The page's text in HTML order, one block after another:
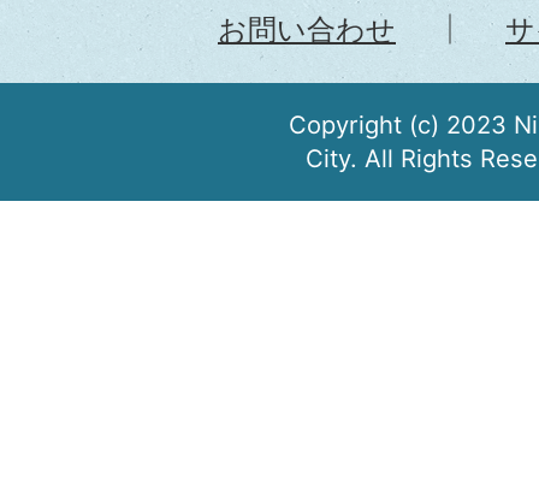
お問い合わせ
Copyright (c) 2023
City. All Rights